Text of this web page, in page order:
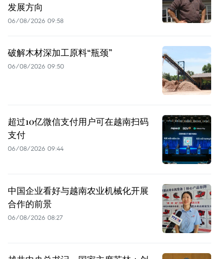
发展方向
06/08/2026 09:58
破解木材深加工原料“瓶颈”
06/08/2026 09:50
超过10亿微信支付用户可在越南扫码
支付
06/08/2026 09:44
中国企业看好与越南农业机械化开展
合作的前景
06/08/2026 08:27